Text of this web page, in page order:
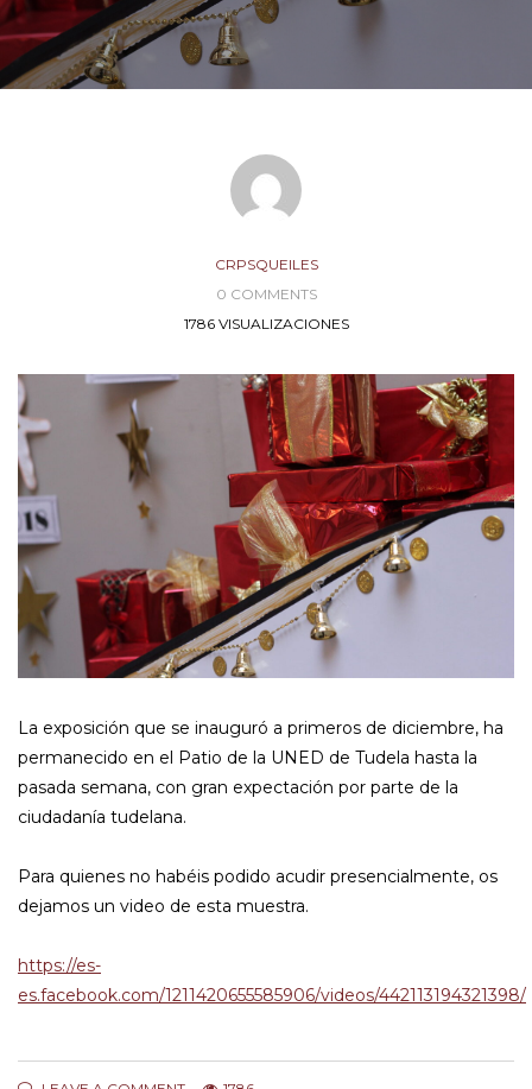
CRPSQUEILES
0 COMMENTS
1786 VISUALIZACIONES
La exposición que se inauguró a primeros de diciembre, ha
permanecido en el Patio de la UNED de Tudela hasta la
pasada semana, con gran expectación por parte de la
ciudadanía tudelana.
Para quienes no habéis podido acudir presencialmente, os
dejamos un video de esta muestra.
https://es-
es.facebook.com/1211420655585906/videos/442113194321398/